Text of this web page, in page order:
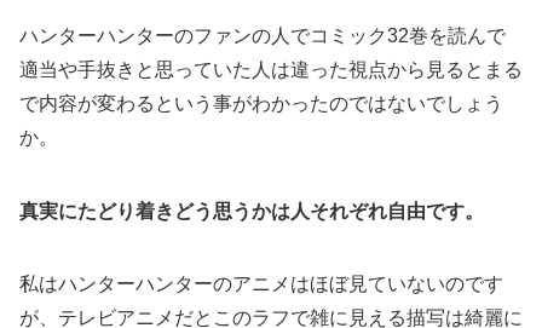
ハンターハンターのファンの人でコミック32巻を読んで
適当や手抜きと思っていた人は違った視点から見るとまる
で内容が変わるという事がわかったのではないでしょう
か。
真実にたどり着きどう思うかは人それぞれ自由です。
私はハンターハンターのアニメはほぼ見ていないのです
が、テレビアニメだとこのラフで雑に見える描写は綺麗に